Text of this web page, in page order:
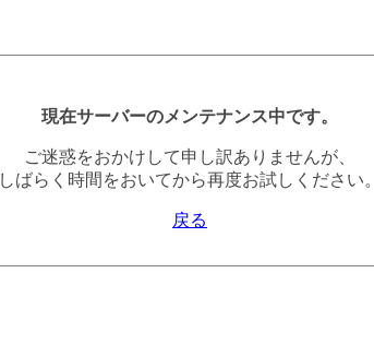
現在サーバーのメンテナンス中です。
ご迷惑をおかけして申し訳ありませんが、
しばらく時間をおいてから再度お試しください。
戻る